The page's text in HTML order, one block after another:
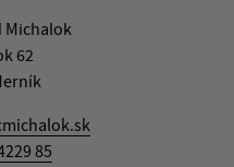
Michalok
62
85